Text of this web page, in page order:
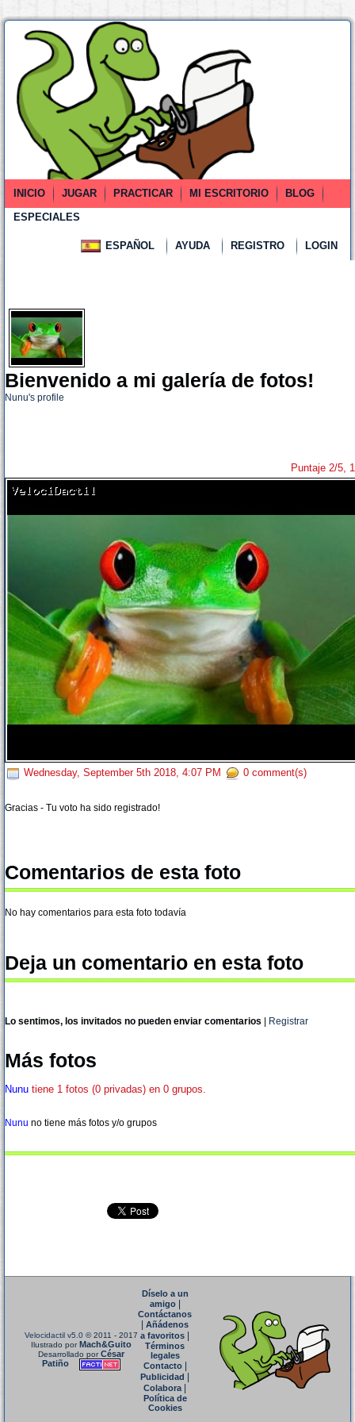
INICIO JUGAR PRACTICAR MI ESCRITORIO
BLOG
ESPECIALES
ESPAÑOL AYUDA REGISTRO LOGIN
Bienvenido a mi galería de fotos!
Nunu's profile
Puntaje 2/5,
Wednesday, September 5th 2018, 4:07 PM 0 comment(s)
Gracias - Tu voto ha sido registrado!
Comentarios de esta foto
No hay comentarios para esta foto todavía
Deja un comentario en esta foto
Lo sentimos, los invitados no pueden enviar comentarios Registrar
Más fotos
Nunu tiene 1 fotos (0 privadas) en 0 grupos.
Nunu no tiene más fotos y/o grupos
Velocidactil v5.0 © 2011 - 2017
Ilustrado porMach&Guito
Desarrollado porCésar
Patiño
Díselo a un
amigo|
Contáctanos
Añádenos
a favoritos
Términos
legales
Contacto|
Publicidad
Colabora|
Política de
Cookies